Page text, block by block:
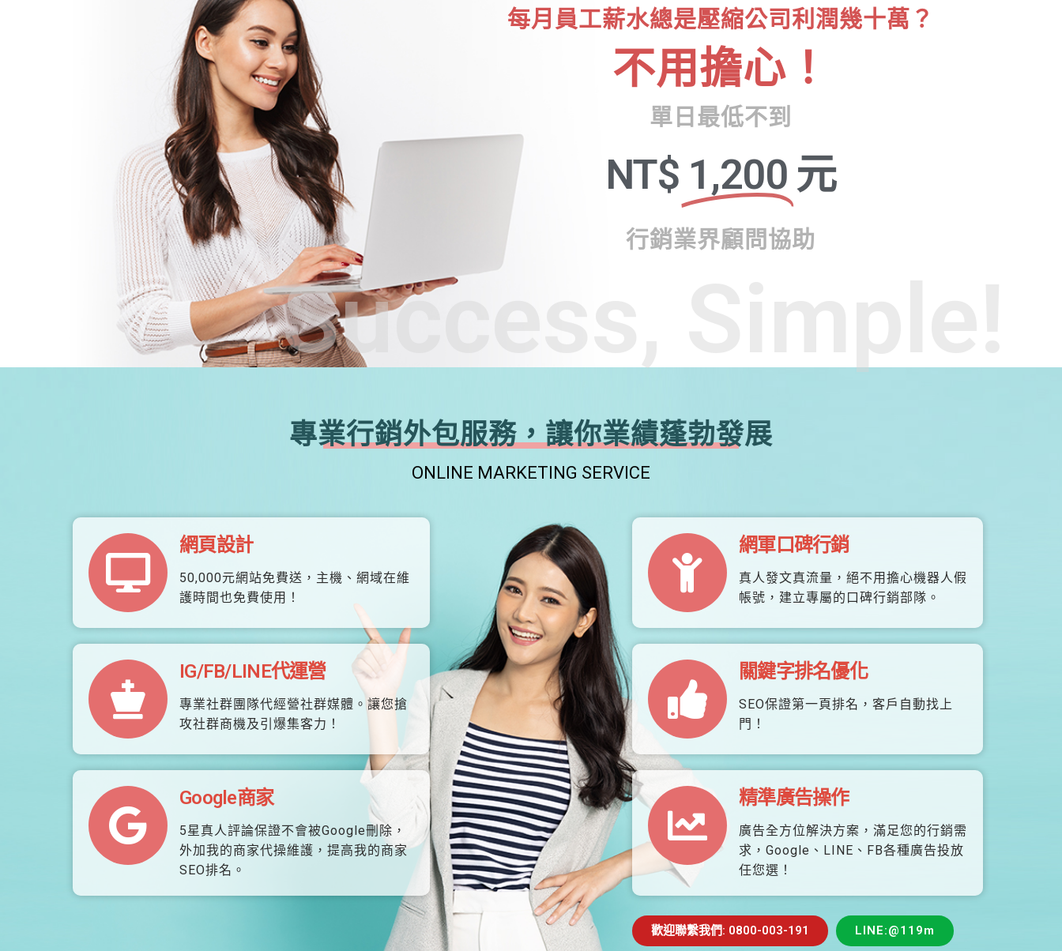
Success, Simple!
每月員工薪水總是壓縮公司利潤幾十萬？
不用擔心！
單日最低不到
NT$ 1,200 元
行銷業界顧問協助
專業行銷外包服務，讓你業績蓬勃發展
ONLINE MARKETING SERVICE
網頁設計
50,000元網站免費送，主機、網域在維
護時間也免費使用！
IG/FB/LINE代運營
專業社群團隊代經營社群媒體。讓您搶
攻社群商機及引爆集客力！
Google商家
5星真人評論保證不會被Google刪除，
外加我的商家代操維護，提高我的商家
SEO排名。
網軍口碑行銷
真人發文真流量，絕不用擔心機器人假
帳號，建立專屬的口碑行銷部隊。
關鍵字排名優化
SEO保證第一頁排名，客戶自動找上
門！
精準廣告操作
廣告全方位解決方案，滿足您的行銷需
求，Google、LINE、FB各種廣告投放
任您選！
歡迎聯繫我們: 0800-003-191 LINE:@119m